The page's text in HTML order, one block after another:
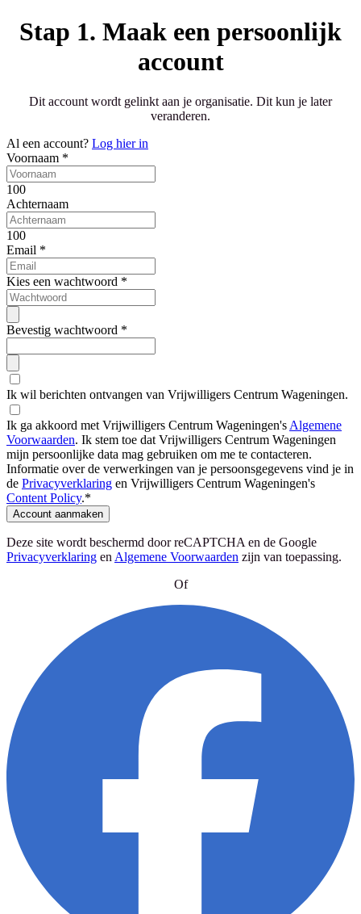
Stap 1. Maak een persoonlijk
account
Dit account wordt gelinkt aan je organisatie. Dit kun je later
veranderen.
Al een account? Log hier in
Voornaam *
100
Achternaam
100
Email *
Kies een wachtwoord *
Bevestig wachtwoord *
Ik wil berichten ontvangen van Vrijwilligers Centrum Wageningen.
Ik ga akkoord met Vrijwilligers Centrum Wageningen's Algemene
Voorwaarden. Ik stem toe dat Vrijwilligers Centrum Wageningen
mijn persoonlijke data mag gebruiken om me te contacteren.
Informatie over de verwerkingen van je persoonsgegevens vind je in
de Privacyverklaring en Vrijwilligers Centrum Wageningen's
Content Policy.*
Account aanmaken
Deze site wordt beschermd door reCAPTCHA en de Google
Privacyverklaring en Algemene Voorwaarden zijn van toepassing.
Of